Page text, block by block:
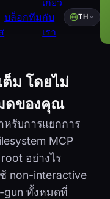
บล็อกทีมกับ
เรา
TH
ม โดยไม่
ดของคุณ
รับการแยกการ
MCP
อย่างไร
non-interactive
gun ทั้งหมดที่